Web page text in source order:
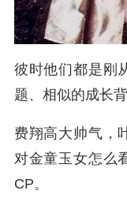
彼时他们都是刚
题、相似的成长
费翔高大帅气，
对金童玉女怎么
CP。